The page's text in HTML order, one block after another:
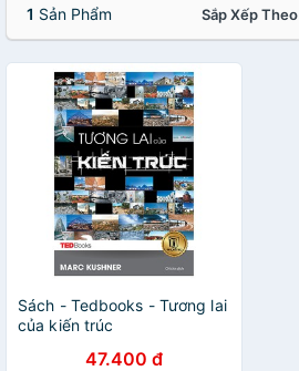
1 Sản Phẩm Sắp Xếp Theo
Sách - Tedbooks - Tương lai
của kiến trúc
47.400 đ